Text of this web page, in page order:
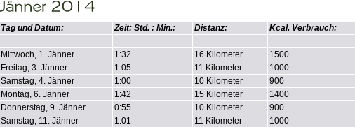
Tag und Datum: Zeit: Std. : Min.: Distanz: Kcal. Verbrauch:
Mittwoch, 1. Jänner 1:32 16 Kilometer
1500
Freitag, 3. Jänner
1:05 11 Kilometer
1000
Samstag, 4. Jänner
1:00 10 Kilometer
900
Montag, 6. Jänner
1:42 15 Kilometer
1400
Donnerstag, 9. Jänner
0:55 10 Kilometer
900
Samstag, 11. Jänner
1:01 11 Kilometer
1000